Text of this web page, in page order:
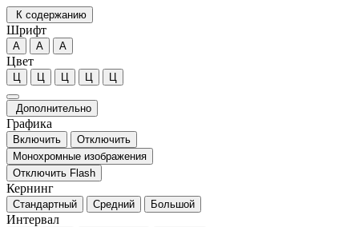
К содержанию
Шрифт
А А А
Цвет
Ц Ц Ц Ц Ц
Дополнительно
Графика
Включить
Отключить
Монохромные изображения
Отключить Flash
Кернинг
Стандартный Средний Большой
Интервал